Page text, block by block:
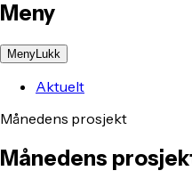
Meny
MenyLukk
Aktuelt
Månedens prosjekt
Månedens